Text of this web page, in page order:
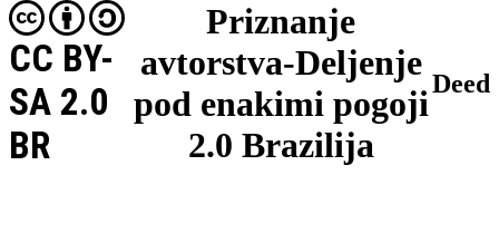
Priznanje
avtorstva-Deljenje
pod enakimi pogoji
2.0 Brazilija
CC BY-
SA 2.0
BR
Deed